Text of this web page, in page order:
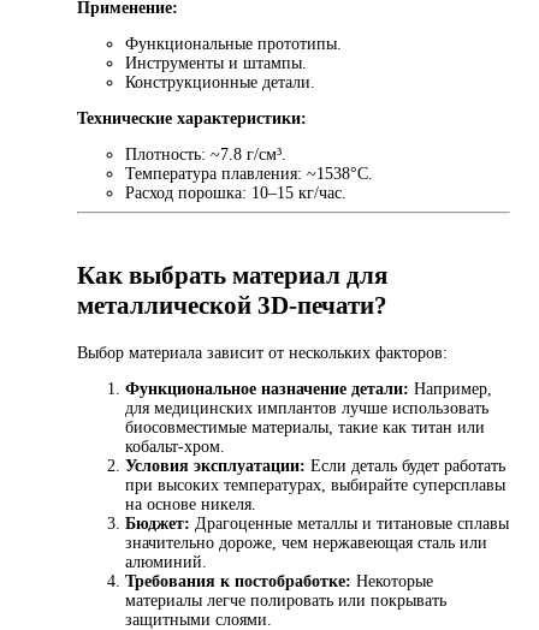
Применение:
Функциональные прототипы.
Инструменты и штампы.
Конструкционные детали.
Технические характеристики:
Плотность: ~7.8 г/см³.
Температура плавления: ~1538°C.
Расход порошка: 10–15 кг/час.
Как выбрать материал для
металлической 3D-печати?
Выбор материала зависит от нескольких факторов:
Функциональное назначение детали: Например,
для медицинских имплантов лучше использовать
биосовместимые материалы, такие как титан или
кобальт-хром.
Условия эксплуатации: Если деталь будет работать
при высоких температурах, выбирайте суперсплавы
на основе никеля.
Бюджет: Драгоценные металлы и титановые сплавы
значительно дороже, чем нержавеющая сталь или
алюминий.
Требования к постобработке: Некоторые
материалы легче полировать или покрывать
защитными слоями.